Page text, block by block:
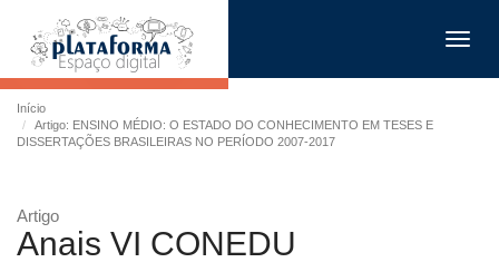
Início
Artigo: ENSINO MÉDIO: O ESTADO DO CONHECIMENTO EM TESES E
DISSERTAÇÕES BRASILEIRAS NO PERÍODO 2007-2017
Artigo
Anais VI CONEDU